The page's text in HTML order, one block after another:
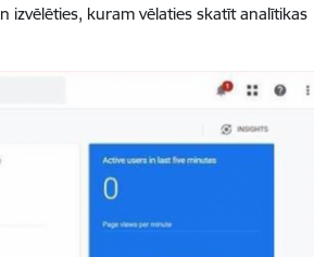
izvēlēties, kuram vēlaties skatīt analītikas